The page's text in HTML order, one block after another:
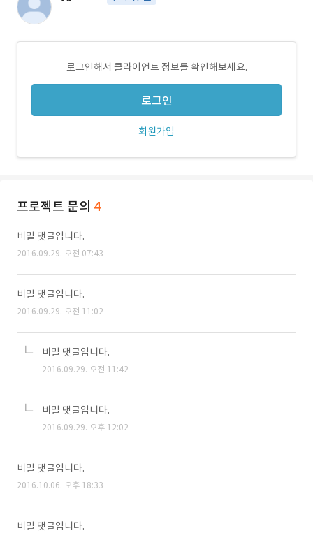
로그인해서 클라이언트 정보를 확인해보세요.
로그인
회원가입
프로젝트 문의 4
비밀 댓글입니다.
2016.09.29. 오전 07:43
비밀 댓글입니다.
2016.09.29. 오전 11:02
비밀 댓글입니다.
2016.09.29. 오전 11:42
비밀 댓글입니다.
2016.09.29. 오후 12:02
비밀 댓글입니다.
2016.10.06. 오후 18:33
비밀 댓글입니다.